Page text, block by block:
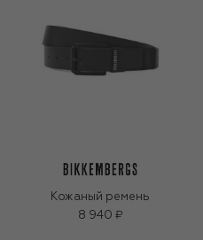
Кожаный ремень
8 940 ₽